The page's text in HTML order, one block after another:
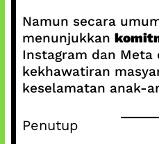
Namun secara
menunjukkan
Instagram dan Meta
kekhawatiran
keselamatan anak-
Penutup